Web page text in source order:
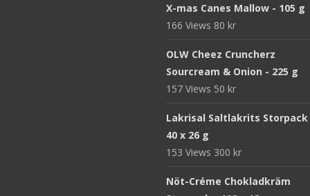
X-mas Canes Mallow - 105 g
166 Views 80 kr
OLW Cheez Cruncherz
Sourcream & Onion - 225 g
157 Views 50 kr
Lakrisal Saltlakrits Storpack
40 x 26 g
153 Views 300 kr
Nöt-Créme Chokladkräm